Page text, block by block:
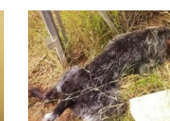
Μιλώντας στο National
όταν ένα
στομάχι του ζώου
στο newpost.